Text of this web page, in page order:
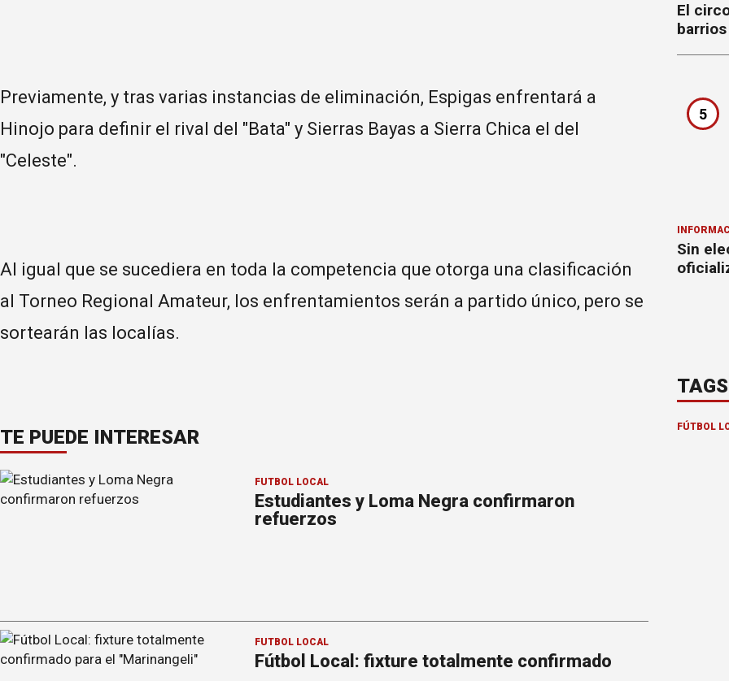
Previamente, y tras varias instancias de eliminación, Espigas enfrentará a
Hinojo para definir el rival del "Bata" y Sierras Bayas a Sierra Chica el del
"Celeste".
Al igual que se sucediera en toda la competencia que otorga una clasificación
al Torneo Regional Amateur, los enfrentamientos serán a partido único, pero se
sortearán las localías.
TE PUEDE INTERESAR
FÚTBOL LOCAL
Estudiantes y Loma Negra confirmaron
refuerzos
FÚTBOL LOCAL
Fútbol Local: fixture totalmente confirmado
El
barrios
5
Sin
TAGS
FÚTBOL